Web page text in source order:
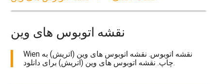
نقشه اتوبوس های وین
Wien نقشه اتوبوس. نقشه اتوبوس های وین (اتریش) به
چاپ. نقشه اتوبوس های وین (اتریش) برای دانلود.